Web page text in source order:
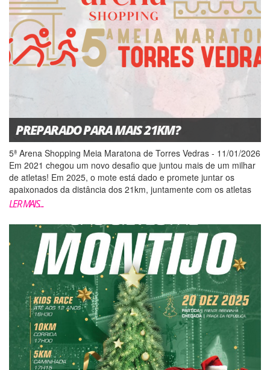
PREPARADO PARA MAIS 21KM?
5ª Arena Shopping Meia Maratona de Torres Vedras - 11/01/2026
Em 2021 chegou um novo desafio que juntou mais de um milhar
de atletas! Em 2025, o mote está dado e promete juntar os
apaixonados da distância dos 21km, juntamente com os atletas
de 10km e a família na caminhada de 5km. Tor...
LER MAIS...